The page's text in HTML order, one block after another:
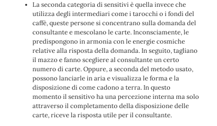
La seconda categoria di sensitivi è quella invece che
utilizza degli intermediari come i tarocchi o i fondi del
caffè, queste persone si concentrano sulla domanda del
consultante e mescolano le carte. Inconsciamente, le
predispongono in armonia con le energie cosmiche
relative alla risposta della domanda. In seguito, tagliano
il mazzo e fanno scegliere al consultante un certo
numero di carte. Oppure, a seconda del metodo usato,
possono lanciarle in aria e visualizza le forma e la
disposizione di come cadono a terra. In questo
momento il sensitivo ha una percezione interna ma solo
attraverso il completamento della disposizione delle
carte, riceve la risposta utile per il consultante.